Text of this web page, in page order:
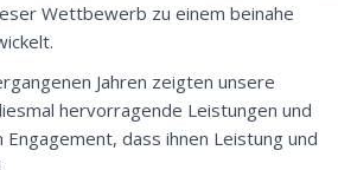
Wettbewerb zu einem beinahe
Jahren zeigten unsere
hervorragende Leistungen und
dass ihnen Leistung und